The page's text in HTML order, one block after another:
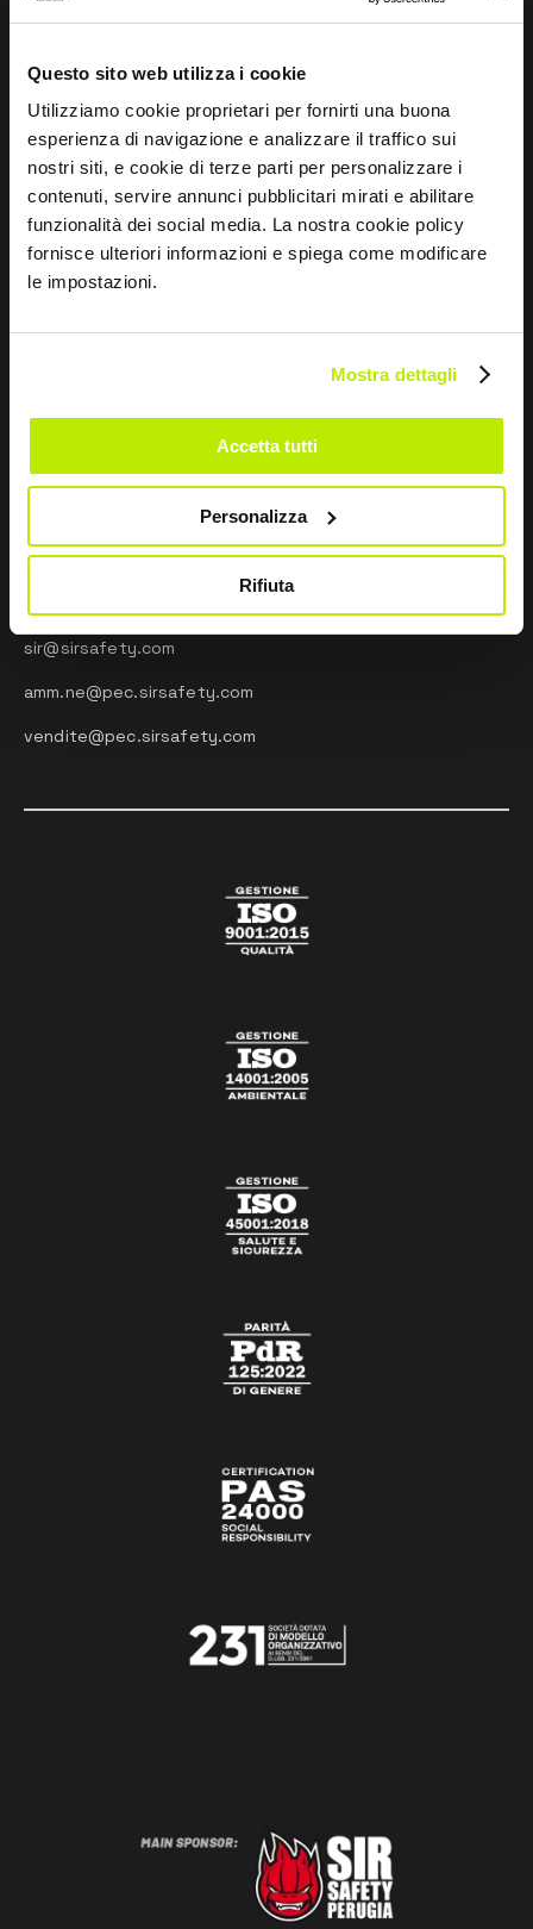
Questo sito web utilizza i cookie
Utilizziamo cookie proprietari per fornirti una buona
esperienza di navigazione e analizzare il traffico sui
nostri siti, e cookie di terze parti per personalizzare i
contenuti, servire annunci pubblicitari mirati e abilitare
funzionalità dei social media. La nostra cookie policy
fornisce ulteriori informazioni e spiega come modificare
le impostazioni.
Mostra dettagli
Accetta tutti
Personalizza
Rifiuta
AZIENDA
Chi siamo
Rete commerciale
Ricerca e sviluppo
INFORMAZIONI
Guida alle norme
Impressum
Taglie e Manutenzione
Via dei Fornaciai, 9, 06081 Assisi (PG) - Italia
+39 075 804 37 37
sir@sirsafety.com
amm.ne@pec.sirsafety.com
vendite@pec.sirsafety.com